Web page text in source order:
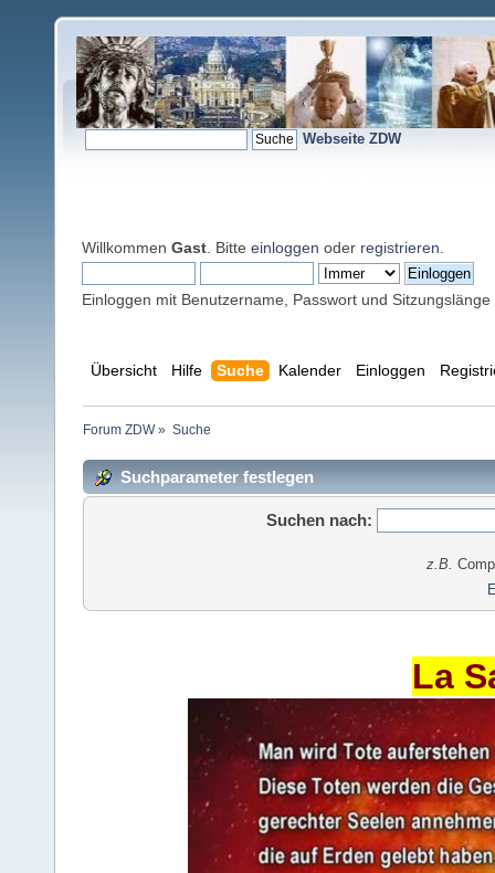
Webseite ZDW
Willkommen Gast . Bitte einloggen oder registrieren
Einloggen mit Benutzername, Passwort und Sitzungslänge
Übersicht Hilfe Suche Kalender Einloggen
Forum ZDW» Suche
Suchparameter festlegen
Suchen nach:
z.B.
La